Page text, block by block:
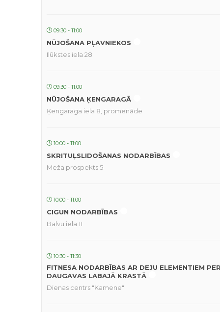
09:30 - 11:00
NŪJOŠANA PĻAVNIEKOS
Ilūkstes iela 28
09:30 - 11:00
NŪJOŠANA ĶENGARAGĀ
Ķengaraga iela 8, promenāde
10:00 - 11:00
SKRITUĻSLIDOŠANAS NODARBĪBAS
Meža prospekts 5
10:00 - 11:00
CIGUN NODARBĪBAS
Balvu iela 11
10:30 - 11:30
FITNESA NODARBĪBAS AR DEJU ELEMENTIEM
DAUGAVAS LABAJĀ KRASTĀ
Dienas centrs "Kamene"